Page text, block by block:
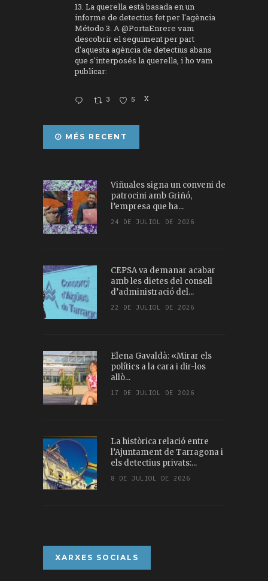
13. La querella està basada en un
informe de detectius fet per l'agència
Método 3. A@PortaEnrere vam
descobrir el seguiment per part
d'aquesta agència de detectius abans
que s'interposés la querella, i ho vam
publicar:
3 5 X
MÉS RECENT
Viñuales signa un conveni de
patrocini amb Griñó,
l’empresa que ha...
24 DE JULIOL DE 2026
CEPSA va demanar acabar
amb les dietes del consell
d’administració del...
22 DE JULIOL DE 2026
Elena Gavaldà: «Mirar els
polítics a la cara i dir-los
allò...
17 DE JULIOL DE 2026
La històrica relació entre
l’Ajuntament de Tarragona i
els detectius privats:...
8 DE JULIOL DE 2026
XARXES SOCIALS